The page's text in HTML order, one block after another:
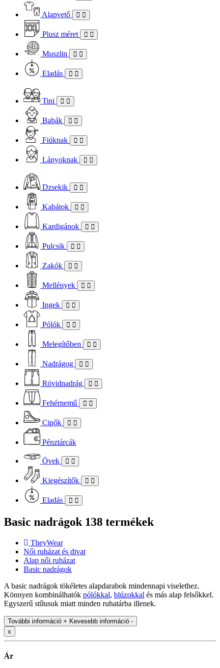
Alapvető
Plusz méret
Muszlin
Eladás
Tini
Babák
Fiúknak
Lányoknak
Dzsekik
Kabátok
Kardigánok
Pulcsik
Zakók
Mellények
Ingek
Pólók
Melegítőben
Nadrágog
Rövidnadrág
Fehérnemű
Cipők
Pénztárcák
Övek
Kiegészítők
Eladás
Basic nadrágok 138 termékek
TheyWear
Női ruházat és divat
Alap női ruházat
Basic nadrágok
A basic nadrágok tökéletes alapdarabok mindennapi viselethez.
Könnyen kombinálhatók pólókkal, blúzokkal és más alap felsőkkel.
Egyszerű stílusuk miatt minden ruhatárba illenek.
További információ + Kevesebb információ -
x
Ár